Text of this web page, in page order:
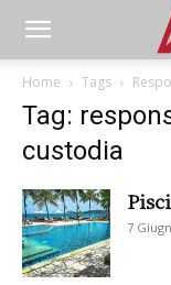
Home Tags
Tag:
custodia
7